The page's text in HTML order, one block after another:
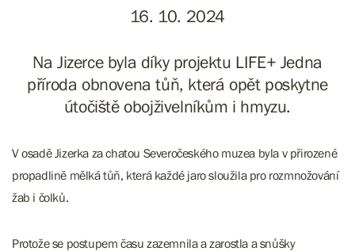
16. 10. 2024
Na Jizerce byla díky projektu LIFE+ Jedna
příroda obnovena tůň, která opět poskytne
útočiště obojživelníkům i hmyzu.
V osadě Jizerka za chatou Severočeského muzea byla v přirozené
propadlině mělká tůň, která každé jaro sloužila pro rozmnožování
žab i čolků.
Protože se postupem času zazemnila a zarostla a snůšky